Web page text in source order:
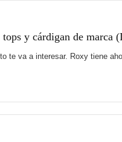
y cárdigan de marca
te va a interesar. Roxy tiene